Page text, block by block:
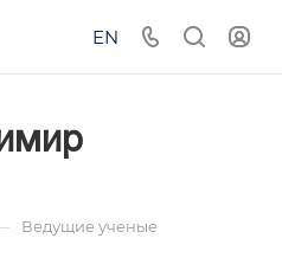
EN
Ведущие ученые